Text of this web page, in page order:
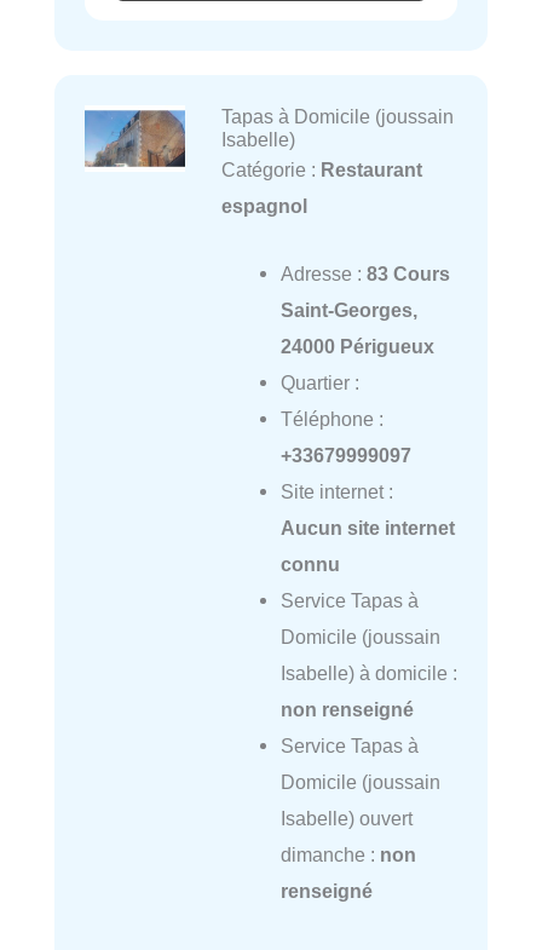
Tapas à Domicile (joussain
Isabelle)
Catégorie : Restaurant
espagnol
Adresse : 83 Cours
Saint-Georges,
24000 Périgueux
Quartier :
Téléphone :
+33679999097
Site internet :
Aucun site internet
connu
Service Tapas à
Domicile (joussain
Isabelle) à domicile :
non renseigné
Service Tapas à
Domicile (joussain
Isabelle) ouvert
dimanche : non
renseigné